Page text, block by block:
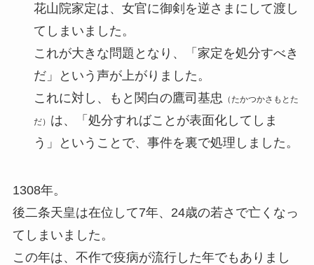
花山院家定は、女官に御剣を逆さまにして渡し
てしまいました。
これが大きな問題となり、「家定を処分すべき
だ」という声が上がりました。
これに対し、もと関白の鷹司基忠 （たかつかさもとた
だ） は、「処分すればことが表面化してしま
う」ということで、事件を裏で処理しました。
1308年。
後二条天皇は在位して7年、24歳の若さで亡くなっ
てしまいました。
この年は、不作で疫病が流行した年でもありまし